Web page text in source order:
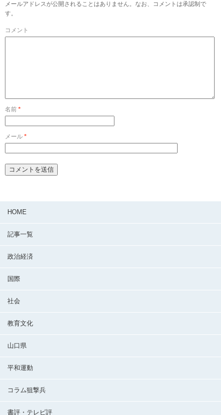
メールアドレスが公開されることはありません。なお、コメントは承認制で
す。
コメント
名前 *
メール *
HOME
記事一覧
政治経済
国際
社会
教育文化
山口県
平和運動
コラム狙撃兵
書評・テレビ評